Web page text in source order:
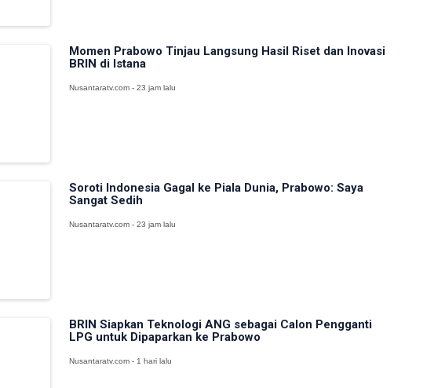
Momen Prabowo Tinjau Langsung Hasil Riset dan Inovasi
BRIN di Istana
Nusantaratv.com - 23 jam lalu
Soroti Indonesia Gagal ke Piala Dunia, Prabowo: Saya
Sangat Sedih
Nusantaratv.com - 23 jam lalu
BRIN Siapkan Teknologi ANG sebagai Calon Pengganti
LPG untuk Dipaparkan ke Prabowo
Nusantaratv.com - 1 hari lalu